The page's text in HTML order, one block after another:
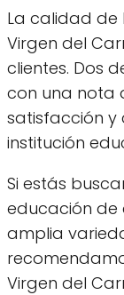
La calidad de
Virgen del
clientes. Dos
con una nota
satisfacción y
institución
Si estás
educación de
amplia
Virgen del